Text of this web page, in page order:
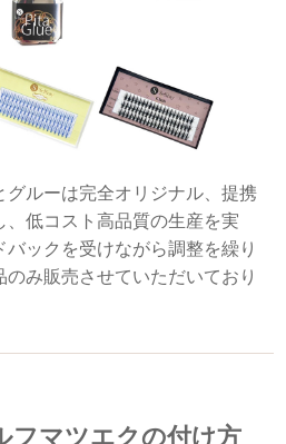
グルーは完全オリジナル、提携
、低コスト高品質の生産を実
ックを受けながら調整を繰り
み販売させていただいており
フマツエクの付け方